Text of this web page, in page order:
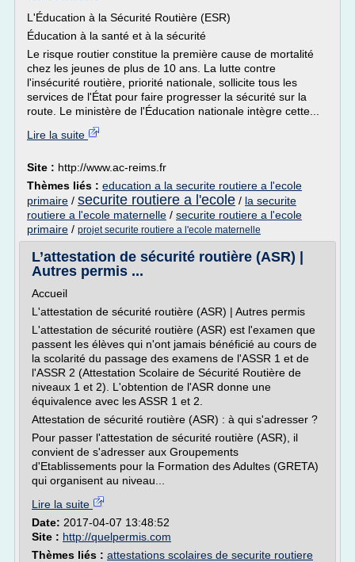
L'Éducation à la Sécurité Routière (ESR)
Éducation à la santé et à la sécurité
Le risque routier constitue la première cause de mortalité
chez les jeunes de plus de 10 ans. La lutte contre
l'insécurité routière, priorité nationale, sollicite tous les
services de l'État pour faire progresser la sécurité sur la
route. Le ministère de l'Éducation nationale intègre cette...
Lire la suite
Site : http://www.ac-reims.fr
Thèmes liés : education a la securite routiere a l'ecole
primaire / securite routiere a l'ecole / la securite
routiere a l'ecole maternelle / securite routiere a l'ecole
primaire / projet securite routiere a l'ecole maternelle
L’attestation de sécurité routière (ASR) |
Autres permis ...
Accueil
L'attestation de sécurité routière (ASR) | Autres permis
L'attestation de sécurité routière (ASR) est l'examen que
passent les élèves qui n'ont jamais bénéficié au cours de
la scolarité du passage des examens de l'ASSR 1 et de
l'ASSR 2 (Attestation Scolaire de Sécurité Routière de
niveaux 1 et 2). L'obtention de l'ASR donne une
équivalence avec les ASSR 1 et 2.
Attestation de sécurité routière (ASR) : à qui s'adresser ?
Pour passer l'attestation de sécurité routière (ASR), il
convient de s'adresser aux Groupements
d'Etablissements pour la Formation des Adultes (GRETA)
qui organisent au niveau...
Lire la suite
Date: 2017-04-07 13:48:52
Site : http://quelpermis.com
Thèmes liés : attestations scolaires de securite routiere